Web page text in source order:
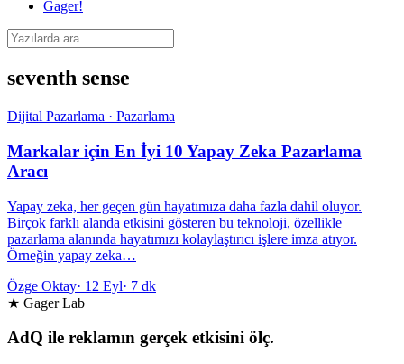
Gager!
seventh sense
Dijital Pazarlama · Pazarlama
Markalar için En İyi 10 Yapay Zeka Pazarlama
Aracı
Yapay zeka, her geçen gün hayatımıza daha fazla dahil oluyor.
Birçok farklı alanda etkisini gösteren bu teknoloji, özellikle
pazarlama alanında hayatımızı kolaylaştırıcı işlere imza atıyor.
Örneğin yapay zeka…
Özge Oktay· 12 Eyl· 7 dk
★ Gager Lab
AdQ ile reklamın gerçek etkisini ölç.